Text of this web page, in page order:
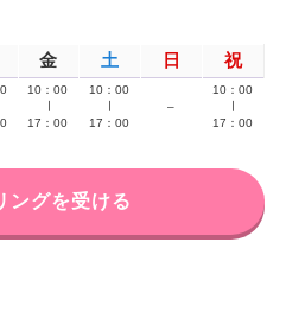
金 土 日 祝
10：00
17：00
10：00
17：00
–
10：00
17：00
ングを受ける